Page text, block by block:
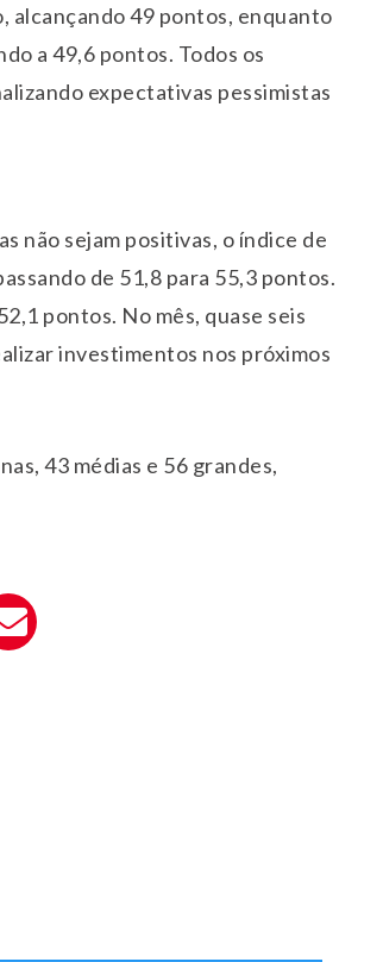
alcançando 49 pontos, enquanto
a 49,6 pontos. Todos os
expectativas pessimistas
não sejam positivas, o índice de
de 51,8 para 55,3 pontos.
pontos. No mês, quase seis
investimentos nos próximos
43 médias e 56 grandes,